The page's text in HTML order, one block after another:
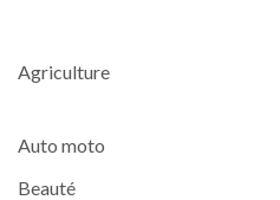
Agriculture
Auto moto
Beauté